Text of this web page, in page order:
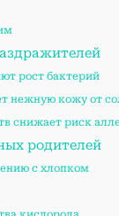
рост бактерий
нежную кожу от
снижает риск
родителей
с хлопком